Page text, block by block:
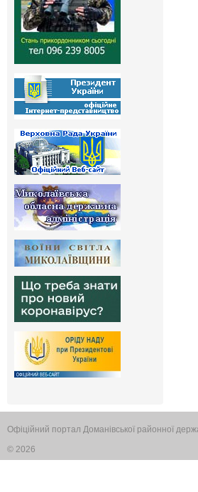
Офіційний портал Доманівської районної
© 2026